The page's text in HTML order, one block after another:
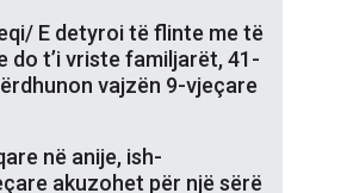
E detyroi të flinte me të
do t’i vriste familjarët, 41-
vajzën 9-vjeçare
në anije, ish-
akuzohet për një sërë